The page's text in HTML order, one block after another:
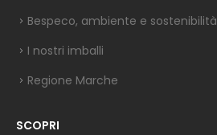
Bespeco, ambiente e sostenibilità
I nostri imballi
Regione Marche
SCOPRI